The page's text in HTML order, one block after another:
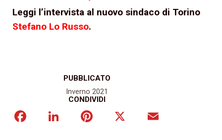
PUBBLICATO
Inverno 2021
CONDIVIDI
FacebookLinkedInPinterest
Leggi l’intervista al nuovo sindaco di Torino
Stefano Lo Russo.